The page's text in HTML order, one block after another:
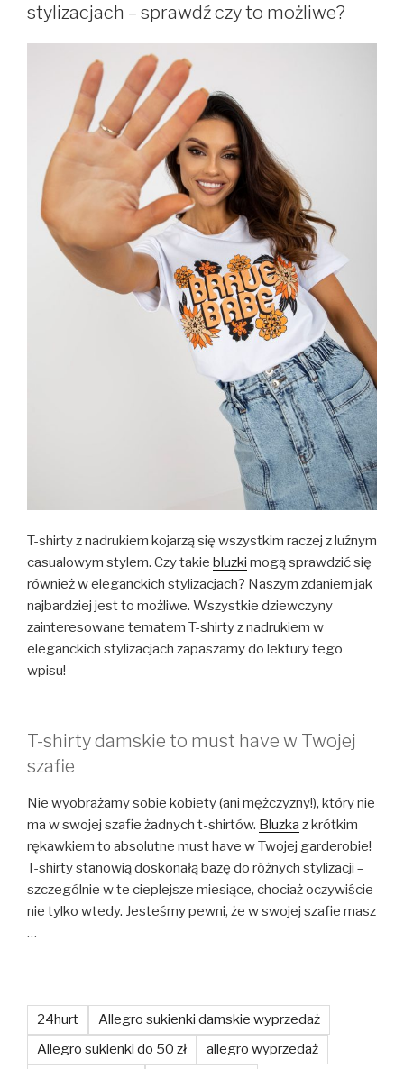
stylizacjach – sprawdź czy to możliwe?
T-shirty z nadrukiem kojarzą się wszystkim raczej z luźnym
casualowym stylem. Czy takie bluzki mogą sprawdzić się
również w eleganckich stylizacjach? Naszym zdaniem jak
najbardziej jest to możliwe. Wszystkie dziewczyny
zainteresowane tematem T-shirty z nadrukiem w
eleganckich stylizacjach zapaszamy do lektury tego
wpisu!
T-shirty damskie to must have w Twojej
szafie
Nie wyobrażamy sobie kobiety (ani mężczyzny!), który nie
ma w swojej szafie żadnych t-shirtów. Bluzka z krótkim
rękawkiem to absolutne must have w Twojej garderobie!
T-shirty stanowią doskonałą bazę do różnych stylizacji –
szczególnie w te cieplejsze miesiące, chociaż oczywiście
nie tylko wtedy. Jesteśmy pewni, że w swojej szafie masz
…
24hurt
Allegro sukienki damskie wyprzedaż
Allegro sukienki do 50 zł
allegro wyprzedaż